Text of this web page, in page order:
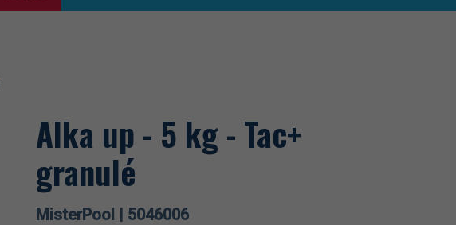
Alka up - 5 kg - Tac+
granulé
MisterPool | 5046006